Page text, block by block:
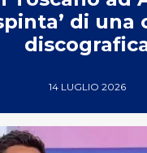
di una
14 LUGLIO 2026